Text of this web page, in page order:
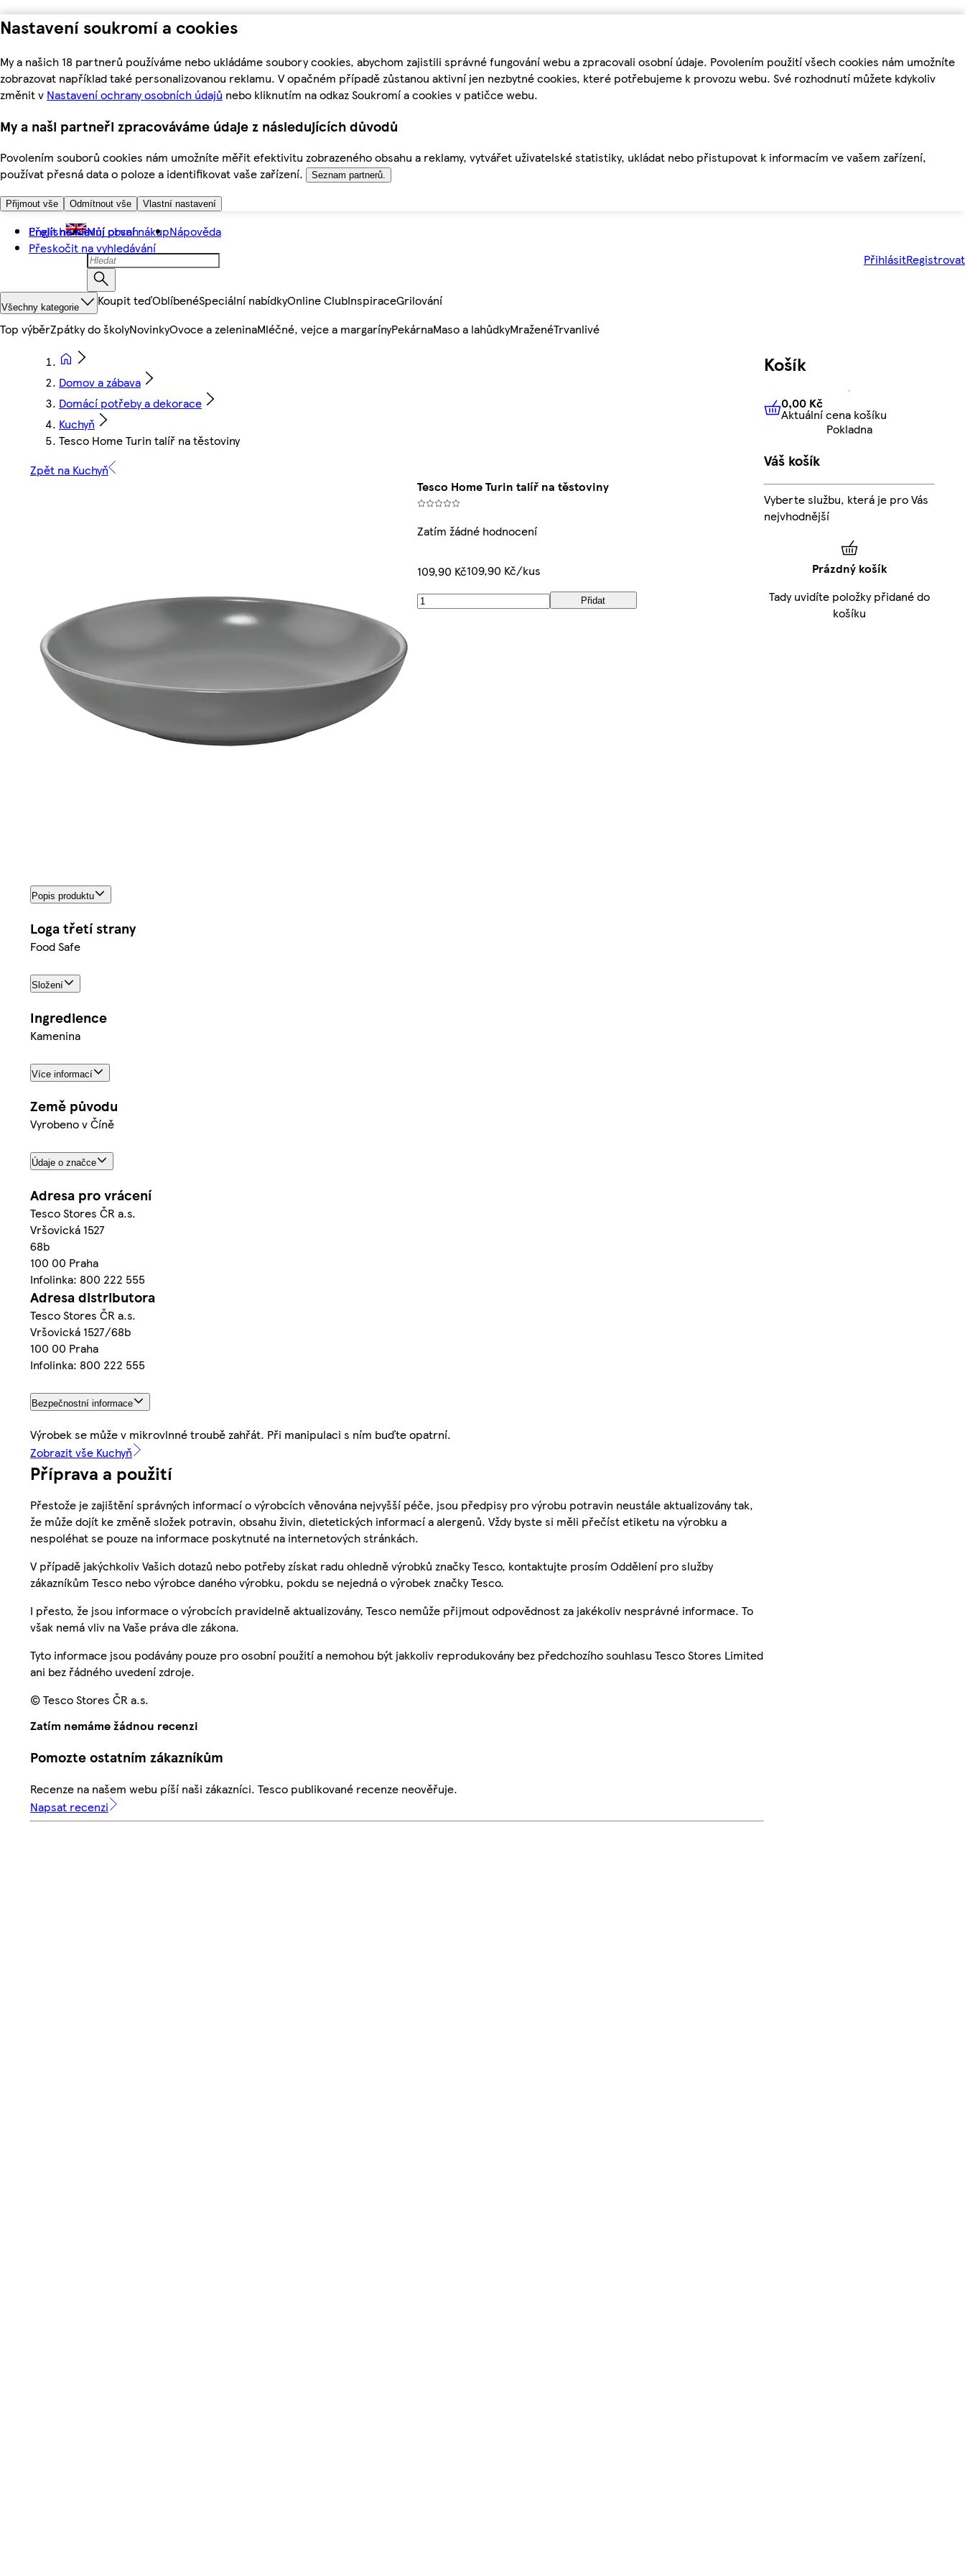
Nastavení soukromí a cookies
My a našich 18 partnerů používáme nebo ukládáme soubory cookies, abychom zajistili správné fungování webu a zpracovali osobní údaje. Povolením použití všech cookies nám umožníte
zobrazovat například také personalizovanou reklamu. V opačném případě zůstanou aktivní jen nezbytné cookies, které potřebujeme k provozu webu. Své rozhodnutí můžete kdykoliv
změnit v Nastavení ochrany osobních údajů nebo kliknutím na odkaz Soukromí a cookies v patičce webu.
My a naši partneři zpracováváme údaje z následujících důvodů
Povolením souborů cookies nám umožníte měřit efektivitu zobrazeného obsahu a reklamy, vytvářet uživatelské statistiky, ukládat nebo přistupovat k informacím ve vašem zařízení,
používat přesná data o poloze a identifikovat vaše zařízení.
Seznam partnerů.
Přijmout vše Odmítnout vše Vlastní nastavení
Přejít na hlavní obsah
Přeskočit na vyhledávání
English Můj první nákupNápověda
PřihlásitRegistrovat
Všechny kategorie Koupit teďOblíbenéSpeciální nabídkyOnline ClubInspiraceGrilování
Top výběrZpátky do školyNovinkyOvoce a zeleninaMléčné, vejce a margarínyPekárnaMaso a lahůdkyMraženéTrvanlivé
Domov a zábava
Domácí potřeby a dekorace
Kuchyň
Tesco Home Turin talíř na těstoviny
Zpět na Kuchyň
Tesco Home Turin talíř na těstoviny
Zatím žádné hodnocení
109,90 Kč109,90 Kč/kus
Přidat
Popis produktu
Loga třetí strany
Food Safe
Složení
Ingredience
Kamenina
Více informací
Země původu
Vyrobeno v Číně
Údaje o značce
Adresa pro vrácení
Tesco Stores ČR a.s.
Vršovická 1527
68b
100 00 Praha
Infolinka: 800 222 555
Adresa distributora
Tesco Stores ČR a.s.
Vršovická 1527/68b
100 00 Praha
Infolinka: 800 222 555
Bezpečnostní informace
Výrobek se může v mikrovlnné troubě zahřát. Při manipulaci s ním buďte opatrní.
Zobrazit vše Kuchyň
Příprava a použití
Přestože je zajištění správných informací o výrobcích věnována nejvyšší péče, jsou předpisy pro výrobu potravin neustále aktualizovány tak,
že může dojít ke změně složek potravin, obsahu živin, dietetických informací a alergenů. Vždy byste si měli přečíst etiketu na výrobku a
nespoléhat se pouze na informace poskytnuté na internetových stránkách.
V případě jakýchkoliv Vašich dotazů nebo potřeby získat radu ohledně výrobků značky Tesco, kontaktujte prosím Oddělení pro služby
zákazníkům Tesco nebo výrobce daného výrobku, pokdu se nejedná o výrobek značky Tesco.
I přesto, že jsou informace o výrobcích pravidelně aktualizovány, Tesco nemůže přijmout odpovědnost za jakékoliv nesprávné informace. To
však nemá vliv na Vaše práva dle zákona.
Tyto informace jsou podávány pouze pro osobní použití a nemohou být jakkoliv reprodukovány bez předchozího souhlasu Tesco Stores Limited
ani bez řádného uvedení zdroje.
© Tesco Stores ČR a.s.
Zatím nemáme žádnou recenzi
Pomozte ostatním zákazníkům
Recenze na našem webu píší naši zákazníci. Tesco publikované recenze neověřuje.
Napsat recenzi
Košík
0,00 KčAktuální cena košíku
0,00 Kč
Aktuální cena košíku
Pokladna
Váš košík
Vyberte službu, která je pro Vás
nejvhodnější
Prázdný košík
Tady uvidíte položky přidané do
košíku